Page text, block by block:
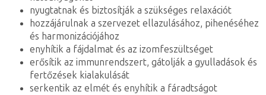
nyugtatnak és biztosítják a szükséges relaxációt
hozzájárulnak a szervezet ellazulásához, pihenéséhez
és harmonizációjához
enyhítik a fájdalmat és az izomfeszültséget
erősítik az immunrendszert, gátolják a gyulladások és
fertőzések kialakulását
serkentik az elmét és enyhítik a fáradtságot